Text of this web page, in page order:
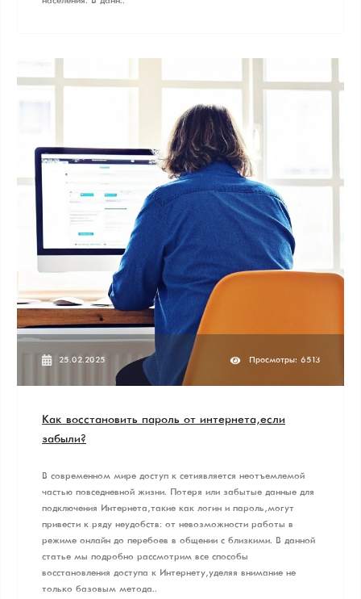
25.02.2025 Просмотры: 6513
Как восстановить пароль от интернета, если
забыли?
В современном мире доступ к сети является неотъемлемой
частью повседневной жизни. Потеря или забытые данные для
подключения Интернета, такие как логин и пароль, могут
привести к ряду неудобств: от невозможности работы в
режиме онлайн до перебоев в общении с близкими. В данной
статье мы подробно рассмотрим все способы
восстановления доступа к Интернету, уделяя внимание не
только базовым метода..